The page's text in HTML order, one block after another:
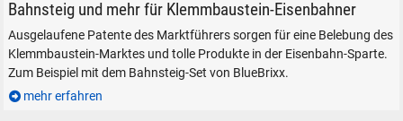
Eisenbahn Bahnsteig von BlueBrixx - Klemmbausteine
Bahnsteig und mehr für Klemmbaustein-Eisenbahner
Ausgelaufene Patente des Marktführers sorgen für eine Belebung des
Klemmbaustein-Marktes und tolle Produkte in der Eisenbahn-Sparte.
Zum Beispiel mit dem Bahnsteig-Set von BlueBrixx.
mehr erfahren